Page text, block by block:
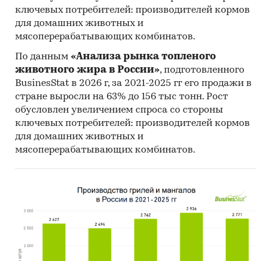
ЧЕПЕЦКИЙ ЗАВОД `АГРОХИМИКАТ`, ООО
`ШАНС ЭНТЕРПРАЙЗ`, ОАО `КОМПАНИЯ
`АРНЕСТ`, ООО `БАСФ`, ООО `НПФ `АЛЬБИТ`,
ООО `НПЦ `ФАРМБИОМЕД`, ООО `ЗЕМЛЯКОФФ
КРОП ПРОТЕКШЕН`, ООО `АЛЬПИКААГРО`, АО
`БАЙЕР`, ООО `АСПИРИУС`, АО `КАПИТАЛ-
ПРОК`, ООО `ФИТОМАГИНТЕРПЛЮС`, ООО
`ЮПЛ`, ООО `ГЛОБОХИМ`, ООО `ОРГАНИК
ПАРК`, ООО `ТЕХНОЭКСПОРТ`, ООО `ЮЖНЫЙ
САД`
Выдержки из исследования:
оценкам Tebiz Group, в последние годы нет
выраженного тренда.
- В структуре рынка пестицидов в 2025 г.
импортных поставок в 3,5 раз, а сальдо
ключевых потребителей: производителей кормов
для домашних животных и
мясоперерабатывающих комбинатов.
По данным «Анализа рынка топленого
животного жира в России», подготовленного
BusinesStat в 2026 г, за 2021-2025 гг его продажи в
стране выросли на 63% до 156 тыс тонн. Рост
обусловлен увеличением спроса со стороны
ключевых потребителей: производителей кормов
для домашних животных и
мясоперерабатывающих комбинатов.